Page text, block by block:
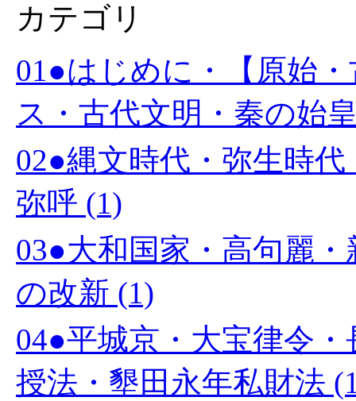
カテゴリ
01●はじめに・【原始
ス・古代文明・秦の始
02●縄文時代・弥生時
弥呼 (1)
03●大和国家・高句麗
の改新 (1)
04●平城京・大宝律令
授法・墾田永年私財法